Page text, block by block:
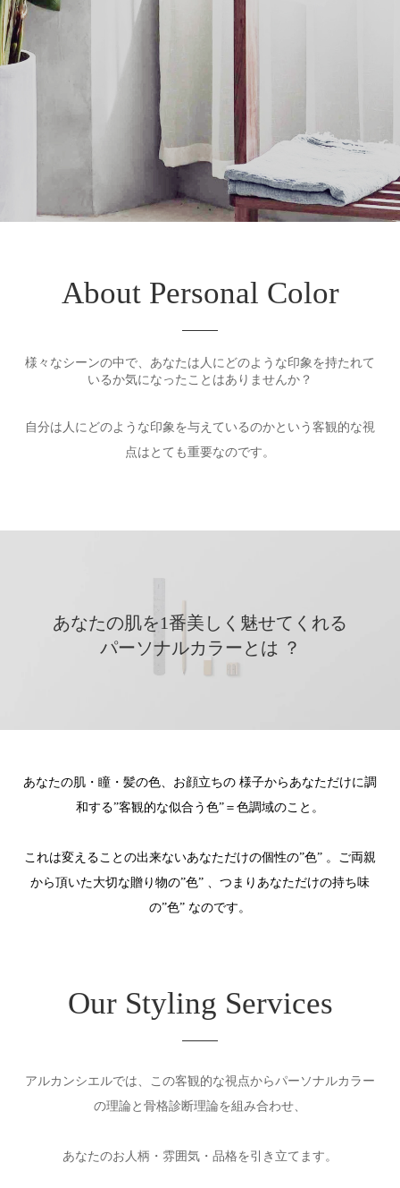
About Personal Color
様々なシーンの中で、あなたは人にどのような印象を持たれて
いるか気になったことはありませんか？
自分は人にどのような印象を与えているのかという客観的な視
点はとても重要なのです。
あなたの肌を1番美しく魅せてくれる
パーソナルカラーとは ？
あなたの肌・瞳・髪の色、お顔立ちの 様子からあなただけに調
和する”客観的な似合う色”＝色調域のこと。
これは変えることの出来ないあなただけの個性の”色” 。ご両親
から頂いた大切な贈り物の”色” 、つまりあなただけの持ち味
の”色” なのです。
Our Styling Services
アルカンシエルでは、この客観的な視点からパーソナルカラー
の理論と骨格診断理論を組み合わせ、
あなたのお人柄・雰囲気・品格を引き立てます。